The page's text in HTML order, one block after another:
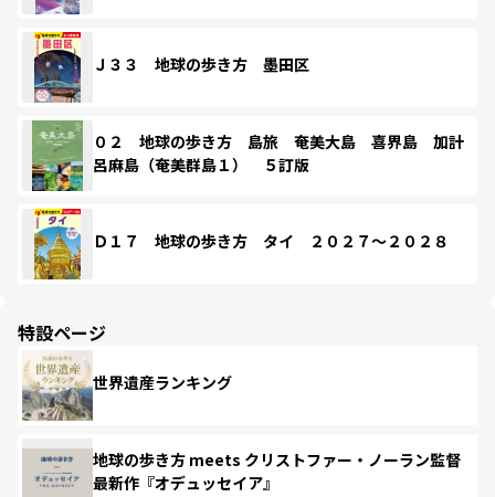
Ｊ３３ 地球の歩き方 墨田区
０２ 地球の歩き方 島旅 奄美大島 喜界島 加計
呂麻島（奄美群島１） ５訂版
Ｄ１７ 地球の歩き方 タイ ２０２７～２０２８
特設ページ
世界遺産ランキング
地球の歩き方 meets クリストファー・ノーラン監督
最新作『オデュッセイア』